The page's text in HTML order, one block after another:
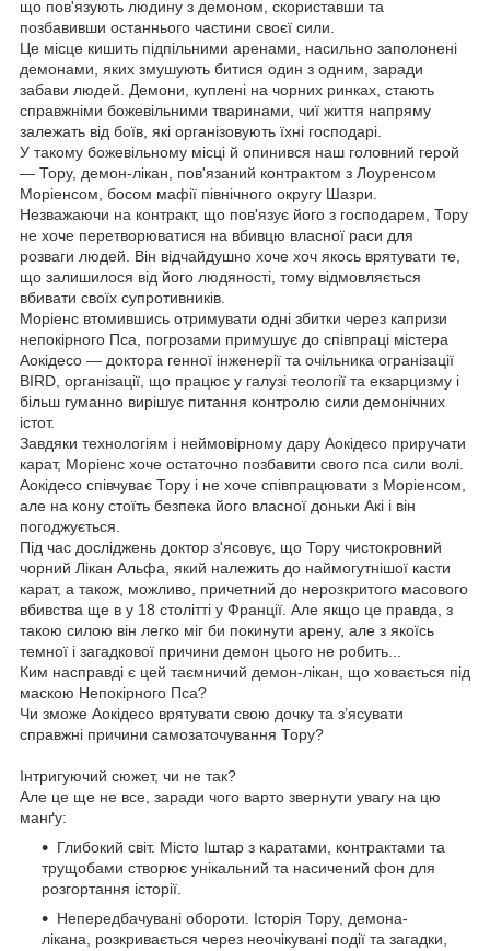
що пов'язують людину з демоном, скориставши та
позбавивши останнього частини своєї сили.
Це місце кишить підпільними аренами, насильно заполонені
демонами, яких змушують битися один з одним, заради
забави людей. Демони, куплені на чорних ринках, стають
справжніми божевільними тваринами, чиї життя напряму
залежать від боїв, які організовують їхні господарі.
У такому божевільному місці й опинився наш головний герой
— Тору, демон-лікан, пов'язаний контрактом з Лоуренсом
Моріенсом, босом мафії північного округу Шазри.
Незважаючи на контракт, що пов'язує його з господарем, Тору
не хоче перетворюватися на вбивцю власної раси для
розваги людей. Він відчайдушно хоче хоч якось врятувати те,
що залишилося від його людяності, тому відмовляється
вбивати своїх супротивників.
Моріенс втомившись отримувати одні збитки через капризи
непокірного Пса, погрозами примушує до співпраці містера
Аокідесо — доктора генної інженерії та очільника огранізації
BIRD, організації, що працює у галузі теології та екзарцизму і
більш гуманно вирішує питання контролю сили демонічних
істот.
Завдяки технологіям і неймовірному дару Аокідесо приручати
карат, Моріенс хоче остаточно позбавити свого пса сили волі.
Аокідесо співчуває Тору і не хоче співпрацювати з Моріенсом,
але на кону стоїть безпека його власної доньки Акі і він
погоджується.
Під час досліджень доктор з'ясовує, що Тору чистокровний
чорний Лікан Альфа, який належить до наймогутнішої касти
карат, а також, можливо, причетний до нерозкритого масового
вбивства ще в у 18 столітті у Франції. Але якщо це правда, з
такою силою він легко міг би покинути арену, але з якоїсь
темної і загадкової причини демон цього не робить...
Ким насправді є цей таємничий демон-лікан, що ховається під
маскою Непокірного Пса?
Чи зможе Аокідесо врятувати свою дочку та з’ясувати
справжні причини самозаточування Тору?
Інтригуючий сюжет, чи не так?
Але це ще не все, заради чого варто звернути увагу на цю
манґу:
Глибокий світ. Місто Іштар з каратами, контрактами та
трущобами створює унікальний та насичений фон для
розгортання історії.
Непередбачувані обороти. Історія Тору, демона-
лікана, розкривається через неочікувані події та загадки,